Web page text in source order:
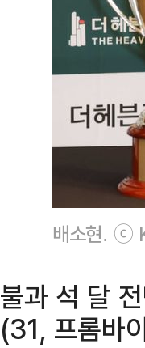
배소현. ⓒ
불과 석 달
(31, 프롬바